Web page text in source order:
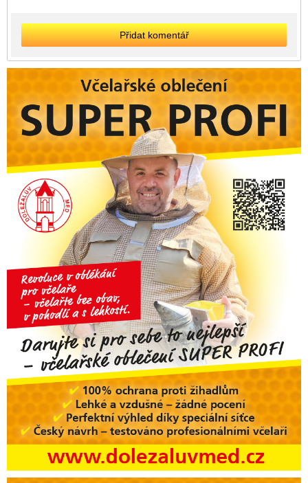
Přidat komentář